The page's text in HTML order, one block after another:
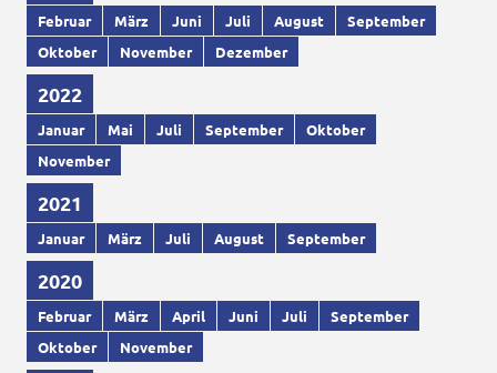
Februar März Juni Juli August
September
Oktober
November Dezember
2022
Januar Mai Juli September
Oktober
November
2021
Januar März Juli August September
2020
Februar März April Juni Juli
September
Oktober
November